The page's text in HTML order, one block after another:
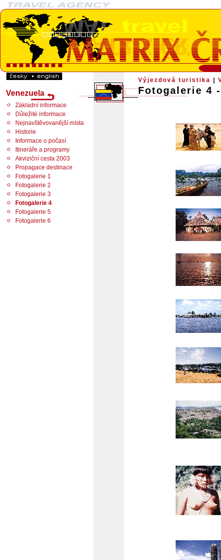
Výjezdová turistika
Fotogalerie 4
Venezuela
Základní informace
Důležité informace
Nejnavštěvovanější místa
Historie
Informace o počasí
Itineráře a programy
Akviziční cesta 2003
Propagace destinace
Fotogalerie 1
Fotogalerie 2
Fotogalerie 3
Fotogalerie 4
Fotogalerie 5
Fotogalerie 6